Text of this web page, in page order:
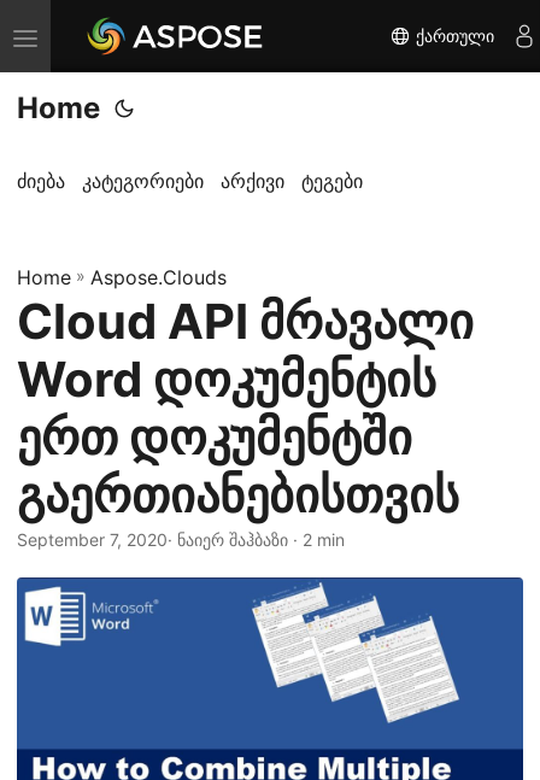
T
o
g
l
a
v
i
g
t
i
o
n
ქართული
Home
ძიება კატეგორიები არქივი ტეგები
Home » Aspose.Clouds
Cloud API მრავალი
Word დოკუმენტის
ერთ დოკუმენტში
გაერთიანებისთვის
September 7, 2020· ნაიერ შაჰბაზი · 2 min